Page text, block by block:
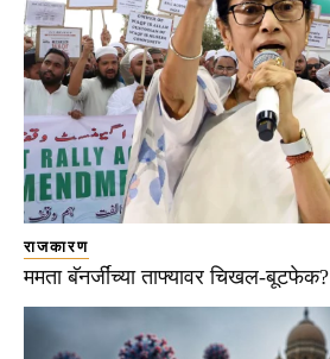
राजकारण
ममता बॅनर्जींच्या ताफ्यावर चिखल-बूटफेक?